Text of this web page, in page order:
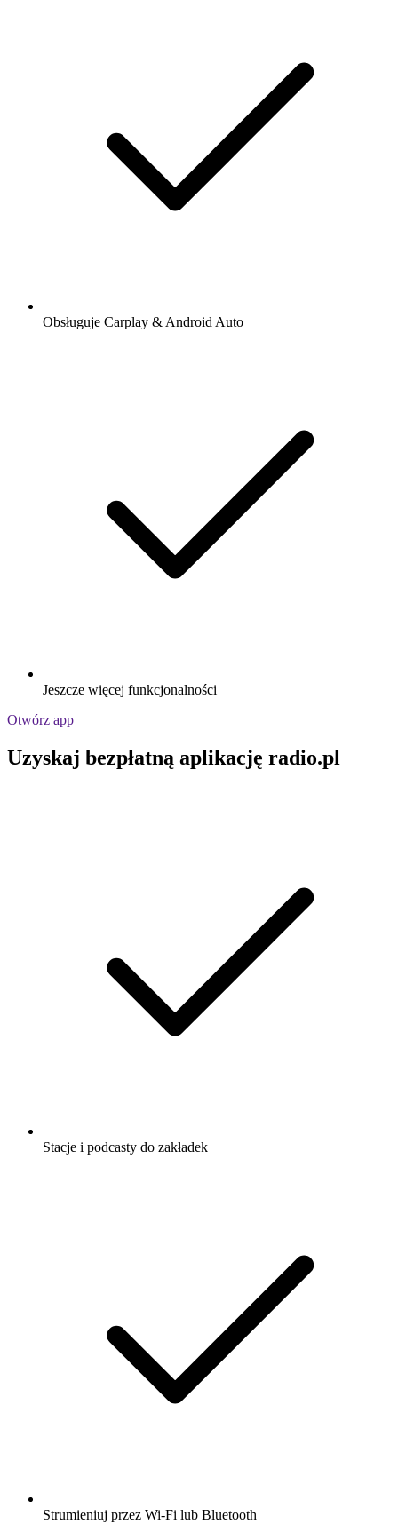
Obsługuje Carplay & Android Auto
Jeszcze więcej funkcjonalności
Otwórz app
Uzyskaj bezpłatną aplikację radio.pl
Stacje i podcasty do zakładek
Strumieniuj przez Wi-Fi lub Bluetooth